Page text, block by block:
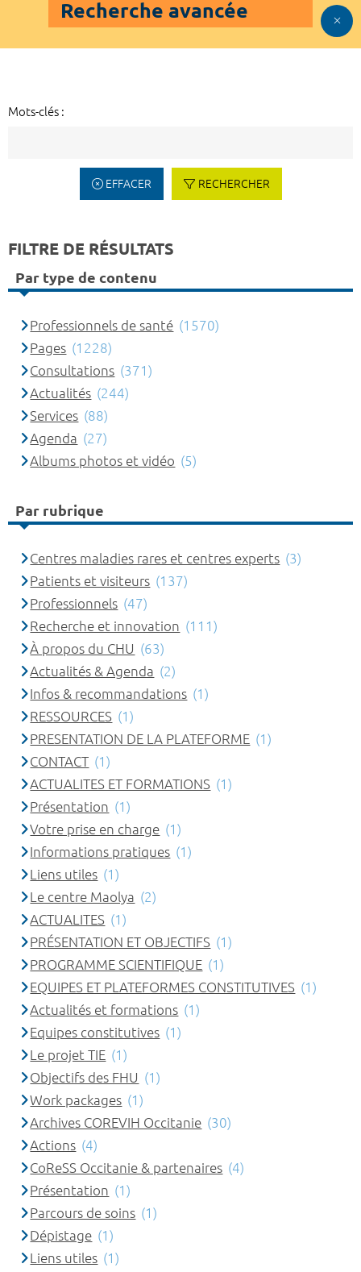
Recherche avancée
Mots-clés :
EFFACER RECHERCHER
FILTRE DE RÉSULTATS
Par type de contenu
Professionnels de santé (1570)
Pages (1228)
Consultations (371)
Actualités (244)
Services (88)
Agenda (27)
Albums photos et vidéo (5)
Par rubrique
Centres maladies rares et centres experts (3)
Patients et visiteurs (137)
Professionnels (47)
Recherche et innovation (111)
À propos du CHU (63)
Actualités & Agenda (2)
Infos & recommandations (1)
RESSOURCES (1)
PRESENTATION DE LA PLATEFORME (1)
CONTACT (1)
ACTUALITES ET FORMATIONS (1)
Présentation (1)
Votre prise en charge (1)
Informations pratiques (1)
Liens utiles (1)
Le centre Maolya (2)
ACTUALITES (1)
PRÉSENTATION ET OBJECTIFS (1)
PROGRAMME SCIENTIFIQUE (1)
EQUIPES ET PLATEFORMES CONSTITUTIVES (1)
Actualités et formations (1)
Equipes constitutives (1)
Le projet TIE (1)
Objectifs des FHU (1)
Work packages (1)
Archives COREVIH Occitanie (30)
Actions (4)
CoReSS Occitanie & partenaires (4)
Présentation (1)
Parcours de soins (1)
Dépistage (1)
Liens utiles (1)